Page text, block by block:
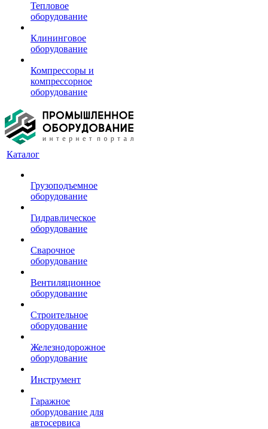
Тепловое
оборудование
Клининговое
оборудование
Компрессоры и
компрессорное
оборудование
Каталог
Грузоподъемное
оборудование
Гидравлическое
оборудование
Сварочное
оборудование
Вентиляционное
оборудование
Строительное
оборудование
Железнодорожное
оборудование
Инструмент
Гаражное
оборудование для
автосервиса